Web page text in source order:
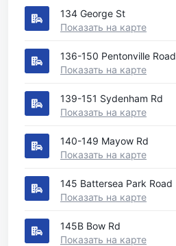
134 George St
Показать на карте
136-150 Pentonville Road
Показать на карте
139-151 Sydenham Rd
Показать на карте
140-149 Mayow Rd
Показать на карте
145 Battersea Park Road
Показать на карте
145B Bow Rd
Показать на карте